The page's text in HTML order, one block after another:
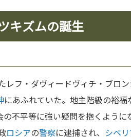
キズムの誕生
レフ・ダヴィードヴィチ・ブロ
にあふれていた。地主階級の裕福
不平等に強い疑問を抱くよう
ロシアの警察に逮捕され、 シベ